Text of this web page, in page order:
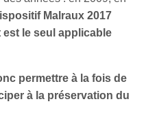
Malraux 2017
est le seul applicable
permettre à la fois de
à la préservation du